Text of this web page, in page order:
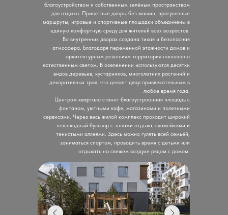
благоустройством и собственным зелёным пространством
для отдыха. Приватные дворы без машин, прогулочные
маршруты, игровые и спортивные площадки объединены в
единую комфортную среду для жителей всех возрастов.
Во внутренних дворах создана тихая и безопасная
атмосфера. Благодаря переменной этажности домов и
архитектурным решениям территория наполнена
естественным светом. В озеленении используются десятки
видов деревьев, кустарников, многолетних растений и
декоративных трав, что делает двор привлекательным в
любое время года.
Центром квартала станет благоустроенная площадь с
фонтаном, уютными кафе, магазинами и полезными
сервисами. Через весь жилой комплекс проходит широкий
пешеходный бульвар с зонами отдыха, скамейками и
тенистыми аллеями. Здесь можно гулять всей семьёй,
заниматься спортом, проводить время с детьми или
отдыхать на свежем воздухе рядом с домом.